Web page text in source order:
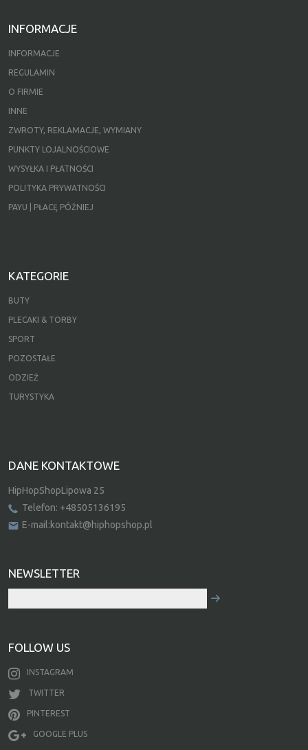
INFORMACJE
INFORMACJE
REGULAMIN
O FIRMIE
INNE
ZWROTY, REKLAMACJE, WYMIANY
PUNKTY LOJALNOŚCIOWE
WYSYŁKA I PŁATNOŚCI
POLITYKA PRYWATNOŚCI
PAYU | PŁACĘ PÓŹNIEJ
KATEGORIE
BUTY
PLECAKI & TORBY
SPORT
POZOSTAŁE
ODZIEŻ
TURYSTYKA
DANE KONTAKTOWE
HipHopShopLipowa 25
Telefon: +48505136195
E-mail:kontakt@hiphopshop.pl
NEWSLETTER
FOLLOW US
INSTAGRAM
TWITTER
PINTEREST
GOOGLE PLUS